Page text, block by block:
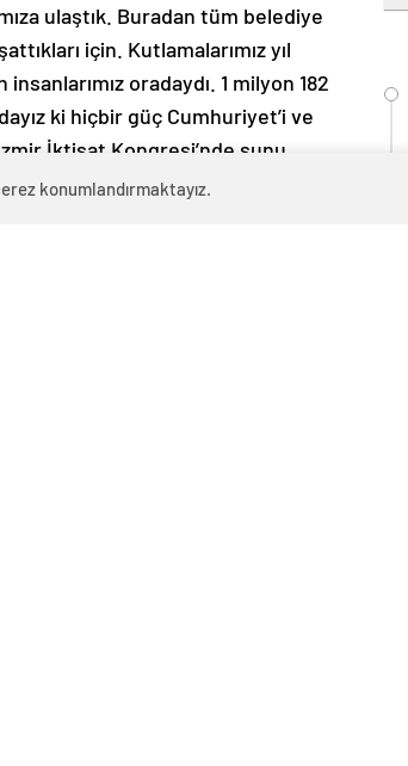
ulaştık. Buradan tüm belediye
için. Kutlamalarımız yıl
oradaydı. 1 milyon 182
ki hiçbir güç Cumhuriyet’i ve
İktisat Kongresi’nde şunu
zaferlerle taçlandırılamazsa gerçek
konumlandırmaktayız.